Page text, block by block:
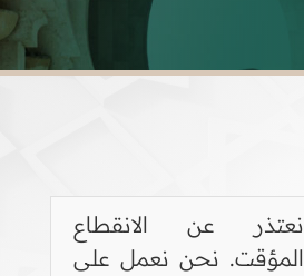
نعتذر عن الانقطاع
المؤقت. نحن نعمل على